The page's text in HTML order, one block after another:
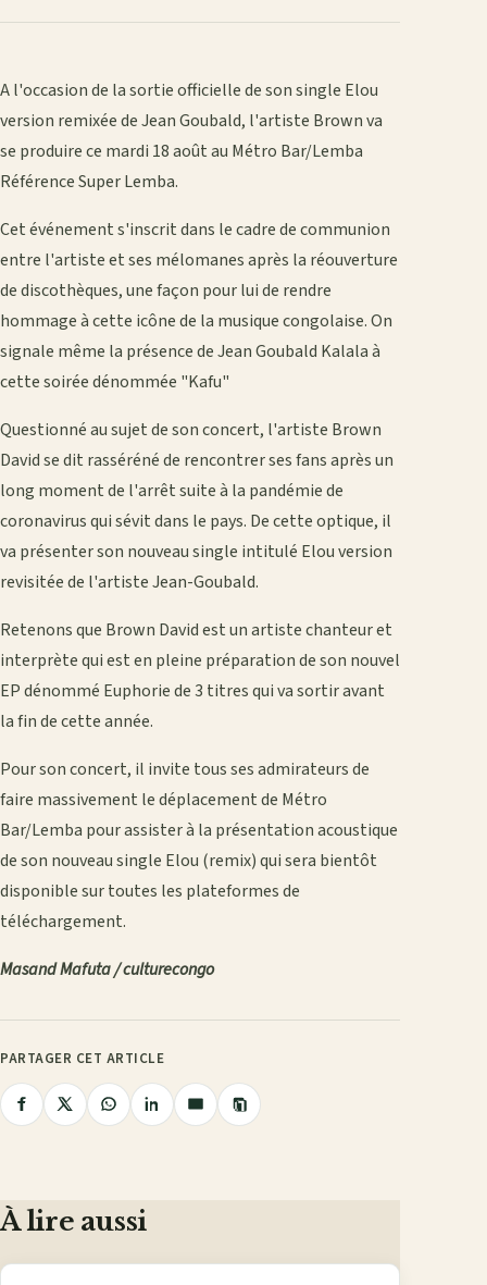
A l'occasion de la sortie officielle de son single Elou
version remixée de Jean Goubald, l'artiste Brown va
se produire ce mardi 18 août au Métro Bar/Lemba
Référence Super Lemba.
Cet événement s'inscrit dans le cadre de communion
entre l'artiste et ses mélomanes après la réouverture
de discothèques, une façon pour lui de rendre
hommage à cette icône de la musique congolaise. On
signale même la présence de Jean Goubald Kalala à
cette soirée dénommée "Kafu"
Questionné au sujet de son concert, l'artiste Brown
David se dit rasséréné de rencontrer ses fans après un
long moment de l'arrêt suite à la pandémie de
coronavirus qui sévit dans le pays. De cette optique, il
va présenter son nouveau single intitulé Elou version
revisitée de l'artiste Jean-Goubald.
Retenons que Brown David est un artiste chanteur et
interprète qui est en pleine préparation de son nouvel
EP dénommé Euphorie de 3 titres qui va sortir avant
la fin de cette année.
Pour son concert, il invite tous ses admirateurs de
faire massivement le déplacement de Métro
Bar/Lemba pour assister à la présentation acoustique
de son nouveau single Elou (remix) qui sera bientôt
disponible sur toutes les plateformes de
téléchargement.
Masand Mafuta / culturecongo
PARTAGER CET ARTICLE
PartagerPartagerPartagerPartagerPartager
Copier
le
À lire aussi